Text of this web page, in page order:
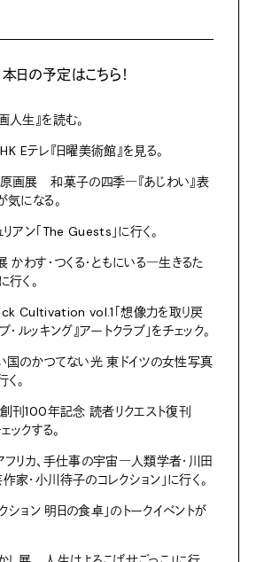
本日の予定はこちら！
人生』を読む。
Eテレ『日曜美術館』を見る。
原画展 和菓子の四季―『あじわい』表
気になる。
リアン「The Guests」に行く。
かわす・つくる・ともにいる―生きるた
行く。
Cultivation vol.1「想像力を取り戻
・ルッキング』アートクラブ」をチェック。
国のかつてない光 東ドイツの女性写真
。
刊100年記念 読者リクエスト復刊
ックする。
フリカ、手仕事の宇宙―人類学者・川田
家・小川待子のコレクション」に行く。
ション 明日の食卓」のトークイベントが